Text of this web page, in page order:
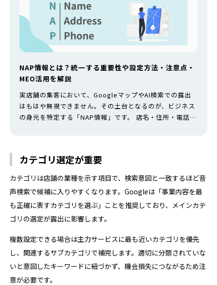
NAP情報とは？統一する重要性や設定方法・注意点・
MEO活用を解説
実店舗の集客において、GoogleマップやAI検索での露出
はもはや無視できません。その土台となるのが、ビジネス
の身元を特定する「NAP情報」です。 店名・住所・電話番
ゴリズムが求める「実体証明」への対応方法まで徹底解説
カテゴリ選定が重要
カテゴリは店舗の業種を示す項目で、検索意図と一致するほど音
声検索で候補に入りやすくなります。Googleは「事業内容を最
も正確に表すカテゴリを選ぶ」ことを推奨しており、メインカテ
ゴリの選定が露出に影響します。
複数設定できる場合は主力サービスに最も近いカテゴリを優先
し、関連するサブカテゴリで補完します。適切に分類されていな
いと意図したキーワードに紐づかず、機会損失につながるため注
意が必要です。